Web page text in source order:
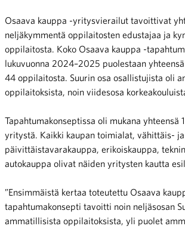
Osaava kauppa -yritysvierailut tavoittivat
neljäkymmentä oppilaitosten edustajaa ja
oppilaitosta. Koko Osaava kauppa -
lukuvuonna 2024–2025 puolestaan
44 oppilaitosta. Suurin osa osallistujista oli
oppilaitoksista, noin viidesosa
Tapahtumakonseptissa oli mukana yhteensä
yritystä. Kaikki kaupan toimialat, vähittäis- ja
päivittäistavarakauppa, erikoiskauppa,
autokauppa olivat näiden yritysten kautta
”Ensimmäistä kertaa toteutettu Osaava
tapahtumakonsepti tavoitti noin neljäsosan
ammatillisista oppilaitoksista, yli puolet